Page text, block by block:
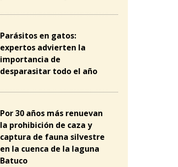
Parásitos en gatos:
expertos advierten la
importancia de
desparasitar todo el año
Por 30 años más renuevan
la prohibición de caza y
captura de fauna silvestre
en la cuenca de la laguna
Batuco